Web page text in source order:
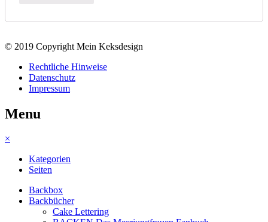
© 2019 Copyright Mein Keksdesign
Rechtliche Hinweise
Datenschutz
Impressum
Menu
×
Kategorien
Seiten
Backbox
Backbücher
Cake Lettering